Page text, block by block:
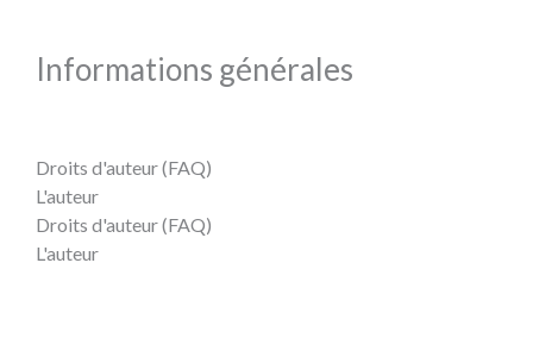
Informations générales
Droits d'auteur (FAQ)
L'auteur
Droits d'auteur (FAQ)
L'auteur